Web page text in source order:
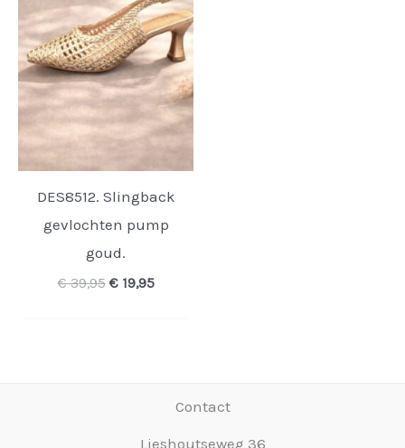
DES8512. Slingback
gevlochten pump
goud.
€39,95 Oorspronkelijke
€19,95Huidige
Contact
Lieshoutseweg 36